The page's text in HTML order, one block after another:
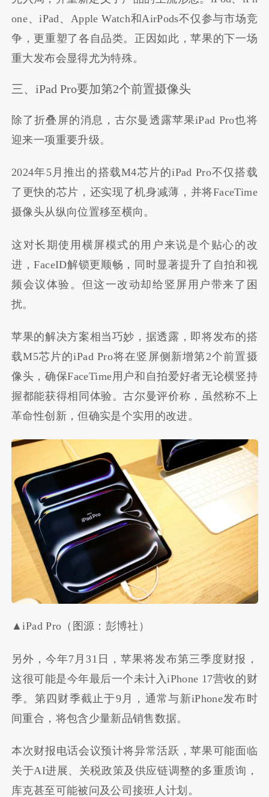
one、iPad、Apple Watch和AirPods不仅参与市场竞
争，更重塑了各自品类。正因如此，苹果的下一场
重大发布会显得尤为特殊。
三、iPad Pro要加第2个前置摄像头
除了折叠屏的消息，古尔曼透露苹果iPad Pro也将
迎来一项重要升级。
2024年5月推出的搭载M4芯片的iPad Pro不仅搭载
了更快的芯片，还实现了机身减薄，并将FaceTime
摄像头从纵向位置移至横向。
这对长期使用横屏模式的用户来说是个贴心的改
进，FaceID解锁更顺畅，同时显著提升了自拍和视
频会议体验。但这一改动却给竖屏用户带来了困
扰。
苹果的解决方案相当巧妙，据透露，即将发布的搭
载M5芯片的iPad Pro将在竖屏侧新增第2个前置摄
像头，确保FaceTime用户和自拍爱好者无论横竖持
握都能获得相同体验。古尔曼评价称，虽然称不上
革命性创新，但确实是个实用的改进。
▲iPad Pro（图源：彭博社）
另外，今年7月31日，苹果将发布第三季度财报，
这很可能是今年最后一个未计入iPhone 17营收的财
季。第四财季截止于9月，通常与新iPhone发布时
间重合，将包含少量新品销售数据。
本次财报电话会议预计将异常活跃，苹果可能面临
关于AI进展、关税政策及供应链调整的多重质询，
库克甚至可能被问及公司接班人计划。